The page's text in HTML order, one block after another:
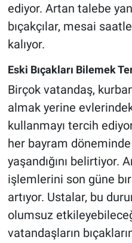
ediyor. Artan talebe
bıçakçılar, mesai
kalıyor.
Eski Bıçakları Bilemek
Birçok vatandaş,
almak yerine
kullanmayı tercih
her bayram
yaşandığını belirtiyor.
işlemlerini son güne
artıyor. Ustalar, bu
olumsuz
vatandaşların